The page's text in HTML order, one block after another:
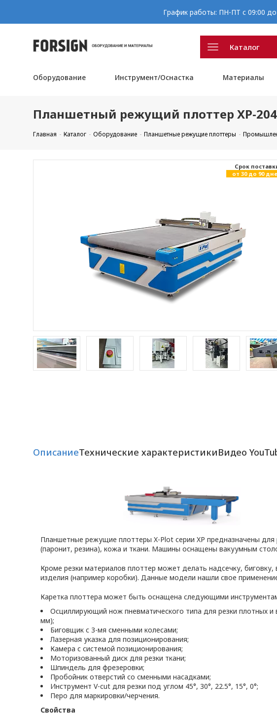
График работы: ПН-ПТ с 09:00 до
Каталог
Оборудование Инструмент/Оснастка Материалы
Планшетный режущий плоттер XP-
Главная Каталог Оборудование Планшетные режущие плоттеры
Cрок
от 30 до 90
ОписаниеТехнические характеристикиВидео
Планшетные режущие плоттеры X-Plot серии XP предназначены для
(паронит, резина), кожа и ткани. Машины оснащены вакуумным
Кроме резки материалов плоттер может делать надсечку,
изделия (например коробки). Данные модели нашли свое
Каретка плоттера может быть оснащена следующими
Осциллирующий нож пневматического типа для резки
мм);
Биговщик с 3-мя сменными колесами;
Лазерная указка для позиционирования;
Камера с системой позиционирования;
Моторизованный диск для резки ткани;
Шпиндель для фрезеровки;
Пробойник отверстий со сменными насадками;
Инструмент V-cut для резки под углом 45°, 30°, 22.5°, 15°, 0°;
Перо для маркировки/черчения.
Свойства